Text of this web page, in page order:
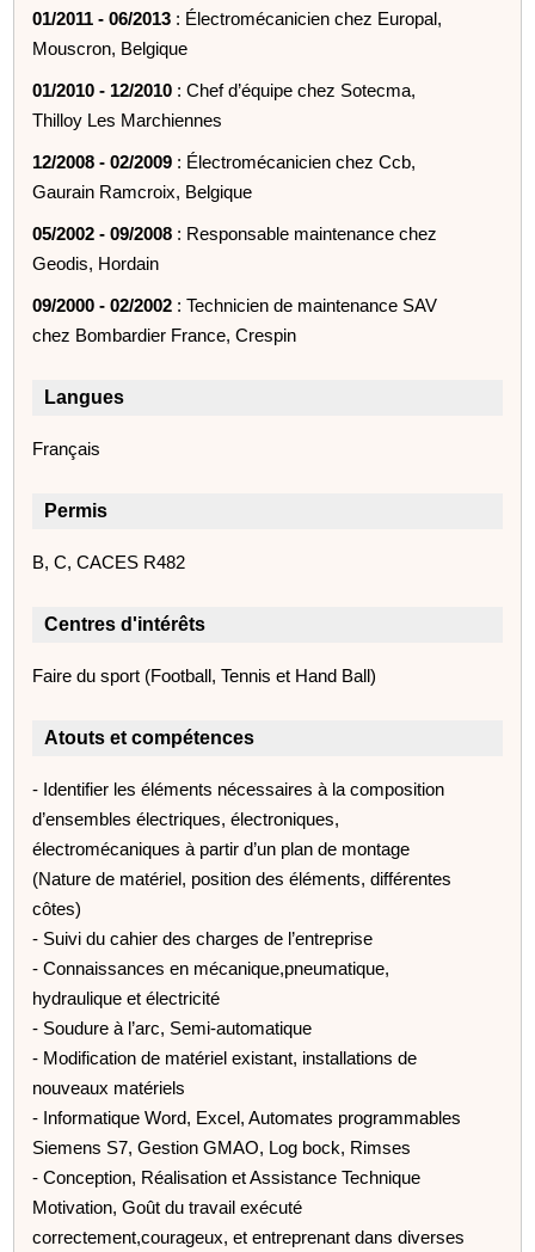
01/2011 - 06/2013 : Électromécanicien chez Europal,
Mouscron, Belgique
01/2010 - 12/2010 : Chef d’équipe chez Sotecma,
Thilloy Les Marchiennes
12/2008 - 02/2009 : Électromécanicien chez Ccb,
Gaurain Ramcroix, Belgique
05/2002 - 09/2008 : Responsable maintenance chez
Geodis, Hordain
09/2000 - 02/2002 : Technicien de maintenance SAV
chez Bombardier France, Crespin
Langues
Français
Permis
B, C, CACES R482
Centres d'intérêts
Faire du sport (Football, Tennis et Hand Ball)
Atouts et compétences
- Identifier les éléments nécessaires à la composition
d’ensembles électriques, électroniques,
électromécaniques à partir d’un plan de montage
(Nature de matériel, position des éléments, différentes
côtes)
- Suivi du cahier des charges de l’entreprise
- Connaissances en mécanique,pneumatique,
hydraulique et électricité
- Soudure à l’arc, Semi-automatique
- Modification de matériel existant, installations de
nouveaux matériels
- Informatique Word, Excel, Automates programmables
Siemens S7, Gestion GMAO, Log bock, Rimses
- Conception, Réalisation et Assistance Technique
Motivation, Goût du travail exécuté
correctement,courageux, et entreprenant dans diverses